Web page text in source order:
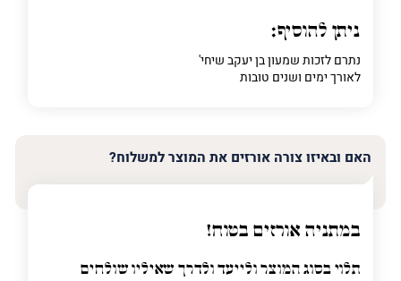
ניתן להוסיף:
נתרם לזכות שמעון בן יעקב שיחי'
לאורך ימים ושנים טובות
האם ובאיזו צורה אורזים את המוצר למשלוח?
במתניה אורזים בטוח!
תלוי בסוג המוצר ולייעד ולדרך שאיליו שולחים